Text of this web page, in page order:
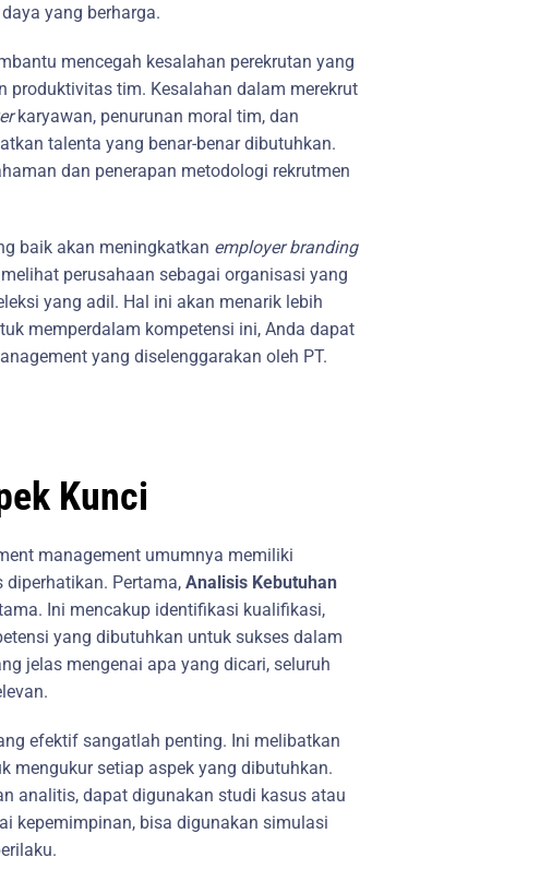
yang berharga.
mencegah kesalahan perekrutan yang
produktivitas tim. Kesalahan dalam merekrut
karyawan, penurunan moral tim, dan
talenta yang benar-benar dibutuhkan.
dan penerapan metodologi rekrutmen
baik akan meningkatkan employer branding
perusahaan sebagai organisasi yang
yang adil. Hal ini akan menarik lebih
memperdalam kompetensi ini, Anda dapat
yang diselenggarakan oleh PT.
Kunci
management umumnya memiliki
diperhatikan. Pertama, Analisis Kebutuhan
Ini mencakup identifikasi kualifikasi,
yang dibutuhkan untuk sukses dalam
jelas mengenai apa yang dicari, seluruh
efektif sangatlah penting. Ini melibatkan
mengukur setiap aspek yang dibutuhkan.
analitis, dapat digunakan studi kasus atau
kepemimpinan, bisa digunakan simulasi